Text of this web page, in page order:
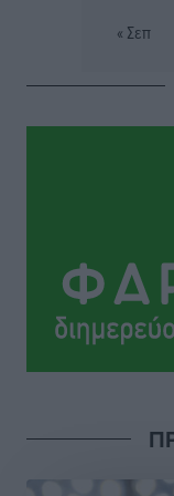
πριν 6
Αθλητικά• πριν 6
Ηρακλής
παρόντες, πάει
Ανατροπές στη
Σουηδός του!
« Σεπ